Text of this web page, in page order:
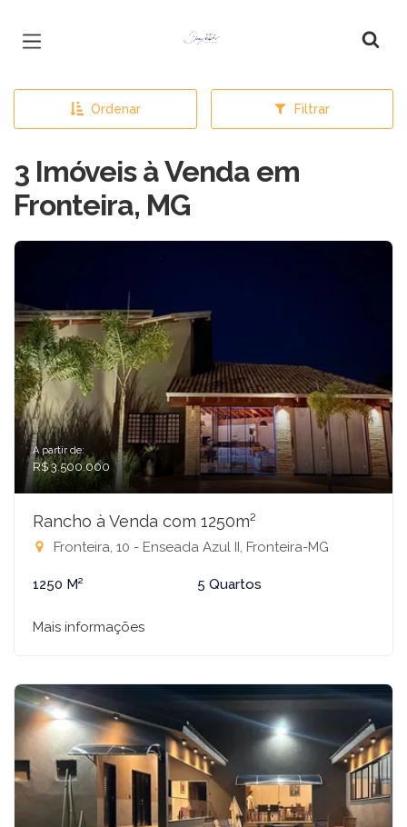
Página inicial
Ordenar Filtrar
3 Imóveis à Venda em
Fronteira, MG
A partir de:
R$ 3.500.000
Rancho à Venda com 1250m²
Fronteira, 10 - Enseada Azul II, Fronteira-MG
1250 M² 5 Quartos
Mais informações